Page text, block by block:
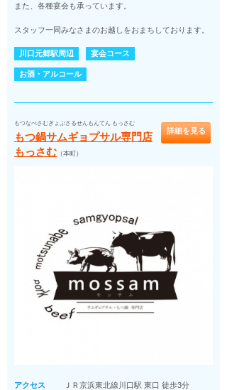
また、各種宴会も承っています。
スタッフ一同みなさまのお越しをおまちしております。
川口元郷駅周辺 宴会コース
お酒・アルコール
もつなべさむぎょぷさるせんもんてん もっさむ
もつ鍋サムギョプサル専門店
もっさむ （本町）
詳細を見る
アクセス ＪＲ京浜東北線川口駅 東口 徒歩3分